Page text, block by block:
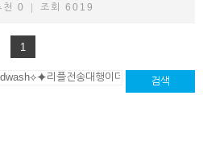
천 0 조회 6019
1
검색